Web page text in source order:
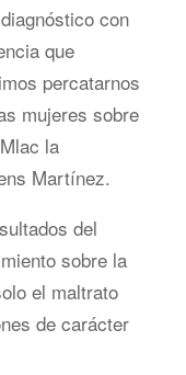
con
que
percatarnos
mujeres sobre
la
Martínez.
del
sobre la
el maltrato
de carácter